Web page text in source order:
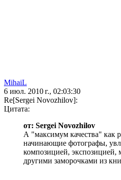
MihaiL
6 июл. 2010 г., 02:03:30
Re[Sergei Novozhilov]:
Цитата:
от: Sergei Novozhilov
А "максимум качества" как
начинающие фотографы,
композицией, экспозицией,
другими заморочками из